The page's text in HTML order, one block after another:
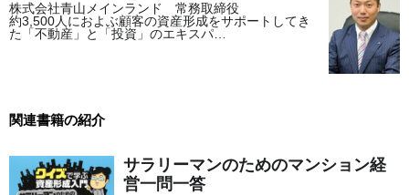
株式会社青山メインランド 常務取締役
約3,500人におよぶ顧客の資産形成をサポートしてき
た「不動産」と「投資」のエキスパ…
関連書籍の紹介
サラリーマンのためのマンション経
営一問一答